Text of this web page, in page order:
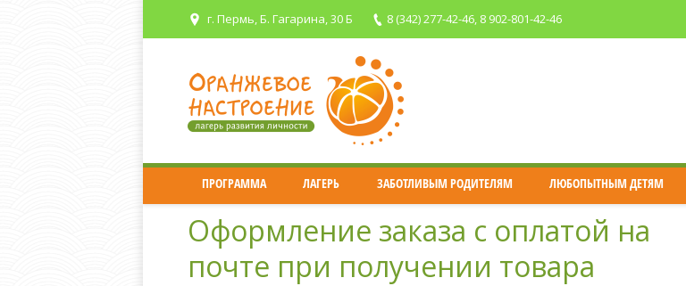
г. Пермь, Б. Гагарина, 30 Б 8 (342) 277-42-46 , 8 902-801-42-46
ПРОГРАММА ЛАГЕРЬ ЗАБОТЛИВЫМ РОДИТЕЛЯМ ЛЮБОПЫТНЫМ ДЕТЯМ
Оформление заказа с оплатой на
почте при получении товара